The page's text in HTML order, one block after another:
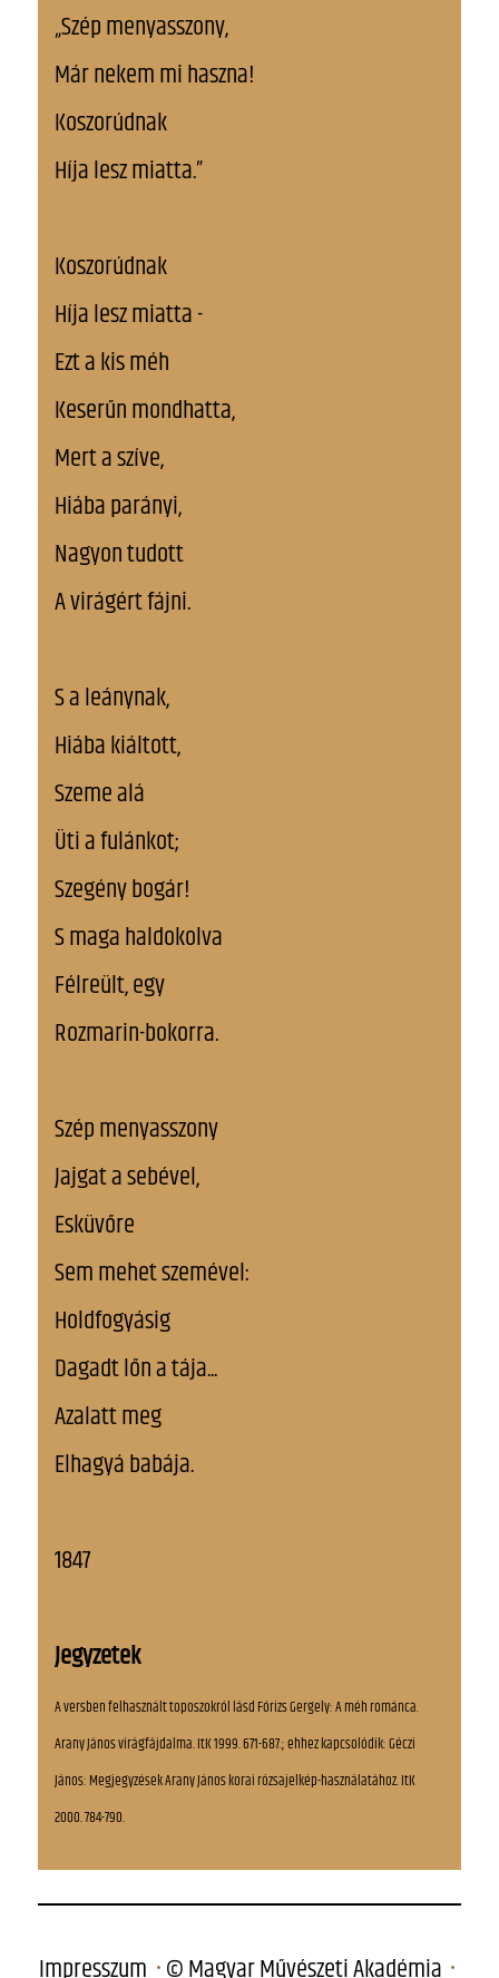
„Szép menyasszony,
Már nekem mi haszna!
Koszorúdnak
Híja lesz miatta.”
Koszorúdnak
Híja lesz miatta -
Ezt a kis méh
Keserűn mondhatta,
Mert a szíve,
Hiába parányi,
Nagyon tudott
A virágért fájni.
S a leánynak,
Hiába kiáltott,
Szeme alá
Üti a fulánkot;
Szegény bogár!
S maga haldokolva
Félreült, egy
Rozmarin-bokorra.
Szép menyasszony
Jajgat a sebével,
Esküvőre
Sem mehet szemével:
Holdfogyásig
Dagadt lőn a tája...
Azalatt meg
Elhagyá babája.
1847
Jegyzetek
A versben felhasznált toposzokról lásd Fórizs Gergely: A méh románca.
Arany János virágfájdalma. ItK 1999. 671-687.; ehhez kapcsolódik: Géczi
János: Megjegyzések Arany János korai rózsajelkép-használatához. ItK
2000. 784-790.
Impresszum © Magyar Művészeti Akadémia